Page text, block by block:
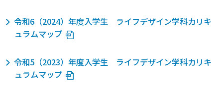
令和6（2024）年度入学生 ライフデザイン学科カリキ
ュラムマップ
令和5（2023）年度入学生 ライフデザイン学科カリキ
ュラムマップ